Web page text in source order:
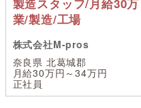
製造スタッフ/月給30
業/製造/工場
株式会社M-pros
奈良県 北葛城郡
月給30万円～34万円
正社員